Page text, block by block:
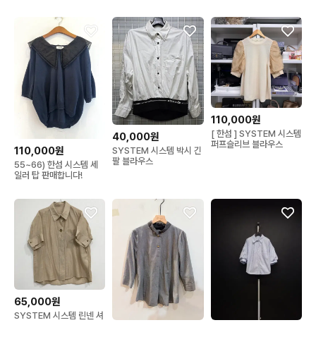
110,000원
55~66) 한섬 시스템 세
일러 탑 판매합니다!
40,000원
SYSTEM 시스템 박시 긴
팔 블라우스
110,000원
[ 한섬 ] SYSTEM 시스템
퍼프슬리브 블라우스
65,000원
SYSTEM 시스템 린넨 셔